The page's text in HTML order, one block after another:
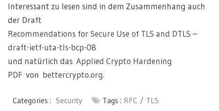
Interessant zu lesen sind in dem Zusammenhang auch
der Draft
Recommendations for Secure Use of TLS and DTLS –
draft-ietf-uta-tls-bcp-08
und natürlich das Applied Crypto Hardening
PDF von bettercrypto.org.
Categories : Security Tags : RFC TLS